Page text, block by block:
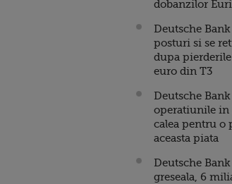
dobanzilor
Deutsche
posturi si se
dupa
euro din T3
Deutsche
operatiunile in
calea pentru o
aceasta piata
Deutsche
greseala, 6